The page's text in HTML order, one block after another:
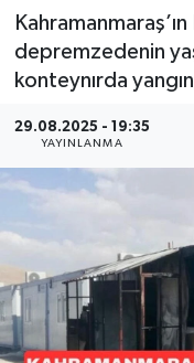
depremzedenin
konteynırda yangın
29.08.2025 - 19:35
YAYINLANMA
YAŞAM
TEKNOLOJİ
SAĞLIK
İLÇE HABERLERİ
KÜLTÜR-SANAT
Süper Lig
Tüm Manşetler
Son Dakika